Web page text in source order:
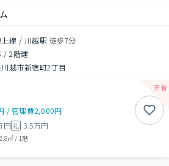
上線 / 川越駅 徒歩7分
/2階建
越市新宿町2丁目
/管理費2,000円
円礼 3.5万円
㎡ / 1階